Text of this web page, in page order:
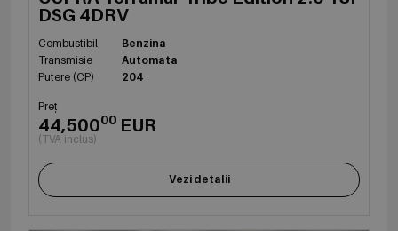
DSG 4DRV
Combustibil
Benzina
Transmisie
Automata
Putere (CP)
204
Preț
44,50000 EUR
(TVA inclus)
Vezi detalii